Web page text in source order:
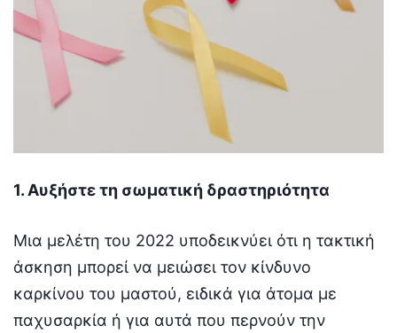
1. Αυξήστε τη σωματική δραστηριότητα
Μια μελέτη του 2022 υποδεικνύει ότι η τακτική
άσκηση μπορεί να μειώσει τον κίνδυνο
καρκίνου του μαστού, ειδικά για άτομα με
παχυσαρκία ή για αυτά που περνούν την